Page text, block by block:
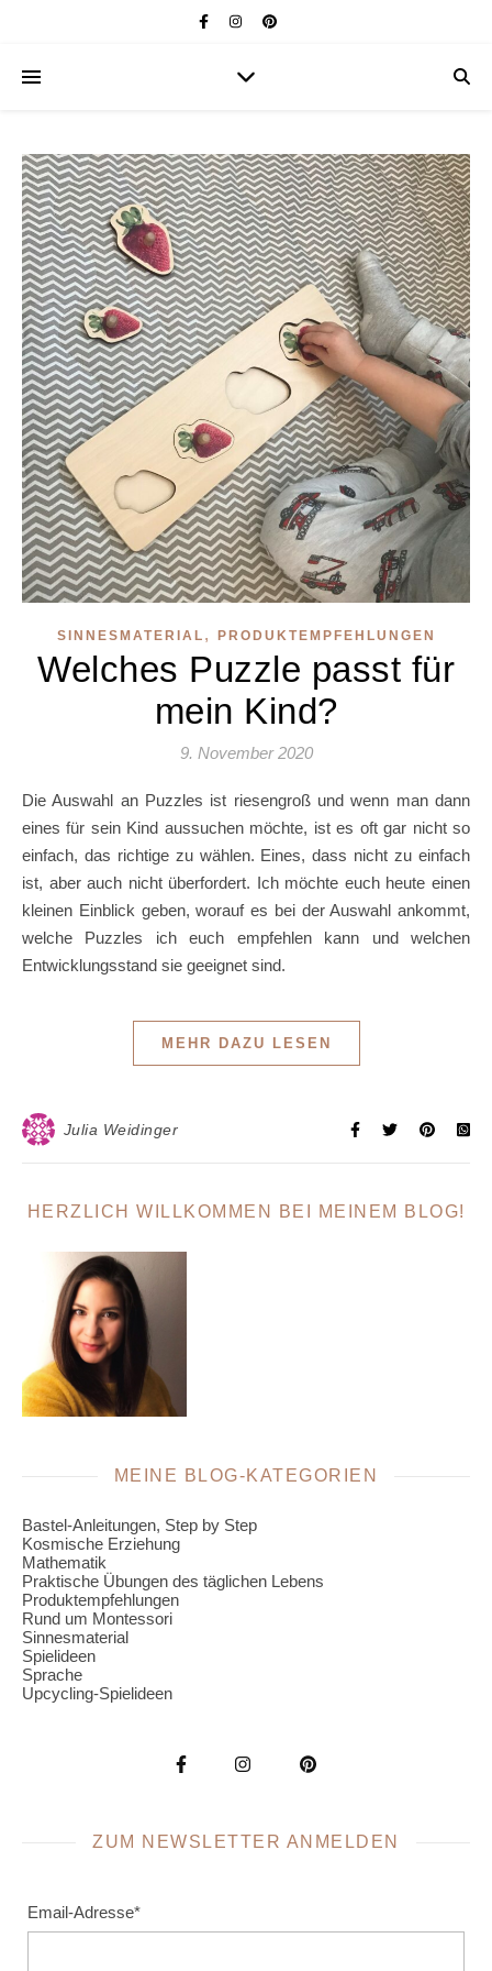
SINNESMATERIAL , PRODUKTEMPFEHLUNGEN
Welches Puzzle passt für
mein Kind?
9. November 2020
Die Auswahl an Puzzles ist riesengroß und wenn man dann
eines für sein Kind aussuchen möchte, ist es oft gar nicht so
einfach, das richtige zu wählen. Eines, dass nicht zu einfach
ist, aber auch nicht überfordert. Ich möchte euch heute einen
kleinen Einblick geben, worauf es bei der Auswahl ankommt,
welche Puzzles ich euch empfehlen kann und welchen
Entwicklungsstand sie geeignet sind.
MEHR DAZU LESEN
Julia Weidinger
HERZLICH WILLKOMMEN BEI MEINEM BLOG!
MEINE BLOG-KATEGORIEN
Bastel-Anleitungen, Step by Step
Kosmische Erziehung
Mathematik
Praktische Übungen des täglichen Lebens
Produktempfehlungen
Rund um Montessori
Sinnesmaterial
Spielideen
Sprache
Upcycling-Spielideen
ZUM NEWSLETTER ANMELDEN
Email-Adresse*